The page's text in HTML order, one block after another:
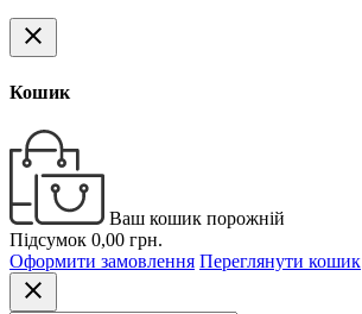
close
Кошик
Ваш кошик порожній
Підсумок 0,00 грн.
Оформити замовлення Переглянути кошик
close